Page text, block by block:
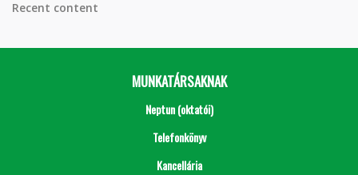
Recent content
MUNKATÁRSAKNAK
Neptun (oktatói)
Telefonkönyv
Kancellária